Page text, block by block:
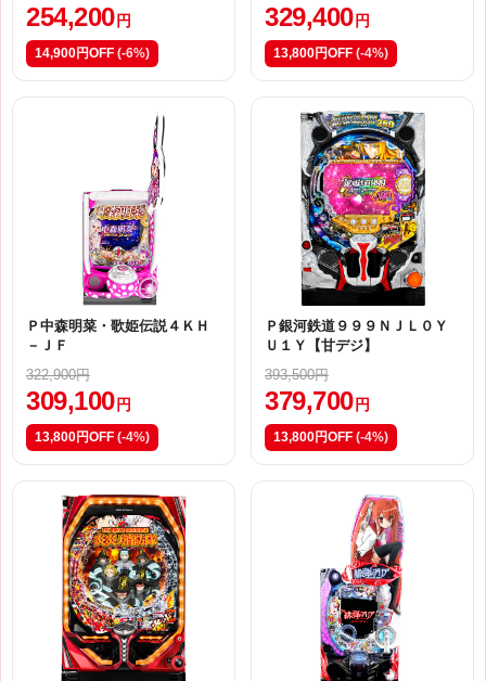
254,200 円
14,900円OFF (-6%)
329,400 円
13,800円OFF (-4%)
Ｐ中森明菜・歌姫伝説４ＫＨ
－ＪＦ
322,900円
309,100 円
13,800円OFF (-4%)
Ｐ銀河鉄道９９９ＮＪＬ０Ｙ
Ｕ１Ｙ【甘デジ】
393,500円
379,700 円
13,800円OFF (-4%)